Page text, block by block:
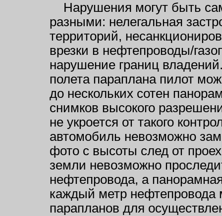
Нарушения могут быть
разными: нелегальная
территорий,
врезки в нефтепроводы/
нарушение границ
полета параплана пилот
до нескольких сотен
снимков высокого
не укроется от такого
автомобиль невозможно
фото с высоты след от
земли невозможно
нефтепровода, а
каждый метр нефтепровода
парапланов для